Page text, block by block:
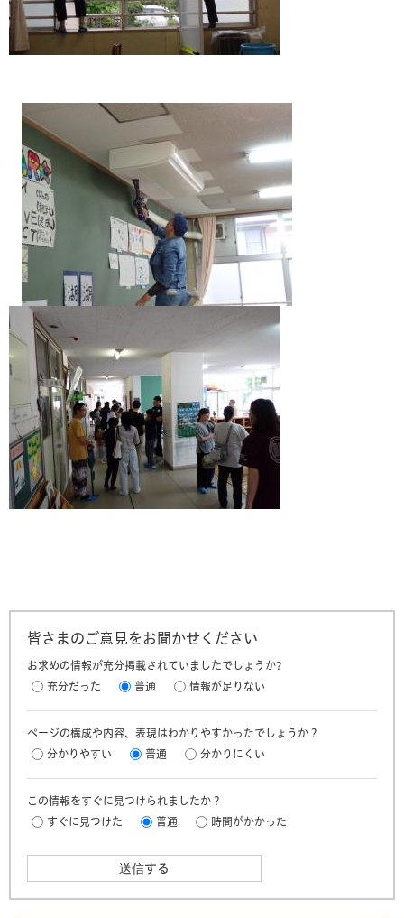
皆さまのご意見をお聞かせください
お求めの情報が充分掲載されていましたでしょうか?
充分だった
普通 情報が足りない
ページの構成や内容、表現はわかりやすかったでしょうか？
分かりやすい
普通 分かりにくい
この情報をすぐに見つけられましたか？
すぐに見つけた
普通 時間がかかった